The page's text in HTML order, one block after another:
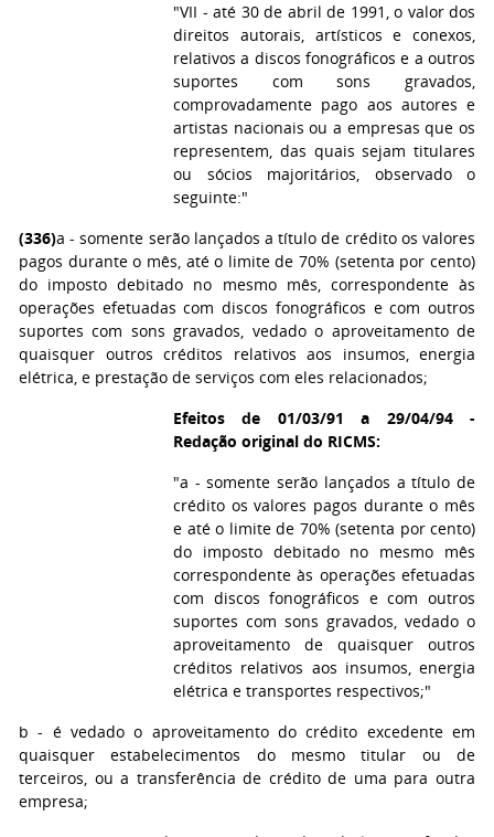
"VII - até 30 de abril de 1991, o valor dos
direitos autorais, artísticos e conexos,
relativos a discos fonográficos e a outros
suportes com sons gravados,
comprovadamente pago aos autores e
artistas nacionais ou a empresas que os
representem, das quais sejam titulares
ou sócios majoritários, observado o
seguinte:"
(336)a - somente serão lançados a título de crédito os valores
pagos durante o mês, até o limite de 70% (setenta por cento)
do imposto debitado no mesmo mês, correspondente às
operações efetuadas com discos fonográficos e com outros
suportes com sons gravados, vedado o aproveitamento de
quaisquer outros créditos relativos aos insumos, energia
elétrica, e prestação de serviços com eles relacionados;
Efeitos de 01/03/91 a 29/04/94 -
Redação original do RICMS:
"a - somente serão lançados a título de
crédito os valores pagos durante o mês
e até o limite de 70% (setenta por cento)
do imposto debitado no mesmo mês
correspondente às operações efetuadas
com discos fonográficos e com outros
suportes com sons gravados, vedado o
aproveitamento de quaisquer outros
créditos relativos aos insumos, energia
elétrica e transportes respectivos;"
b - é vedado o aproveitamento do crédito excedente em
quaisquer estabelecimentos do mesmo titular ou de
terceiros, ou a transferência de crédito de uma para outra
empresa;